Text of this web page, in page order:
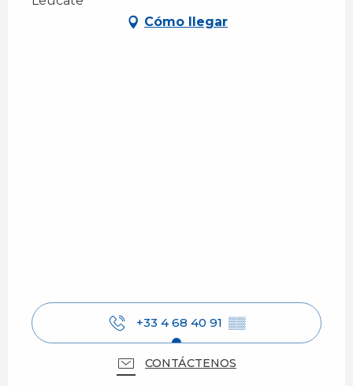
Cómo llegar
+33 4 68 40 91 ▒▒
CONTÁCTENOS